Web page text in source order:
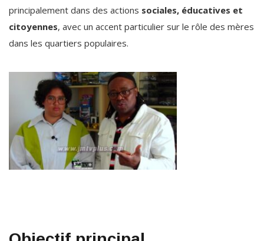
principalement dans des actions sociales, éducatives et
citoyennes, avec un accent particulier sur le rôle des mères
dans les quartiers populaires.